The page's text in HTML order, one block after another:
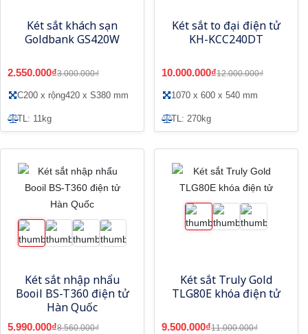
Két sắt khách sạn
Goldbank GS420W
2.550.000₫3.000.000₫
C200 x rộng420 x S380 mm
TL: 11kg
Két sắt to đại điện tử
KH-KCC240DT
10.000.000₫12.000.000₫
1070 x 600 x 540 mm
TL: 270kg
Két sắt nhập nhẩu
Booil BS-T360 điện tử
Hàn Quốc
5.990.000₫8.560.000₫
Két sắt Truly Gold
TLG80E khóa điện tử
9.500.000₫11.000.000₫